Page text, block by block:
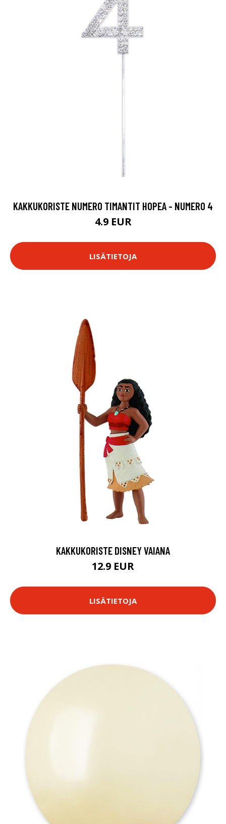
KAKKUKORISTE NUMERO TIMANTIT HOPEA - NUMERO 4
4.9 EUR
LISÄTIETOJA
KAKKUKORISTE DISNEY VAIANA
12.9 EUR
LISÄTIETOJA